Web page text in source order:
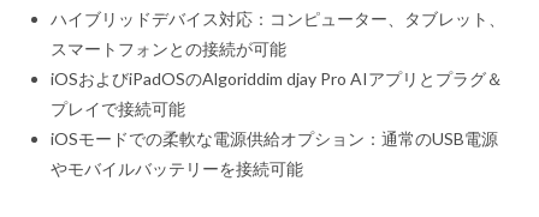
ハイブリッドデバイス対応：コンピューター、タブレット、
スマートフォンとの接続が可能
iOSおよびiPadOSのAlgoriddim djay Pro AIアプリとプラグ＆
プレイで接続可能
iOSモードでの柔軟な電源供給オプション：通常のUSB電源
やモバイルバッテリーを接続可能